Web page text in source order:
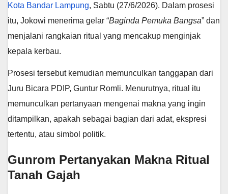
Kota Bandar Lampung, Sabtu (27/6/2026). Dalam prosesi
itu, Jokowi menerima gelar “Baginda Pemuka Bangsa” dan
menjalani rangkaian ritual yang mencakup menginjak
kepala kerbau.
Prosesi tersebut kemudian memunculkan tanggapan dari
Juru Bicara PDIP, Guntur Romli. Menurutnya, ritual itu
memunculkan pertanyaan mengenai makna yang ingin
ditampilkan, apakah sebagai bagian dari adat, ekspresi
tertentu, atau simbol politik.
Gunrom Pertanyakan Makna Ritual
Tanah Gajah